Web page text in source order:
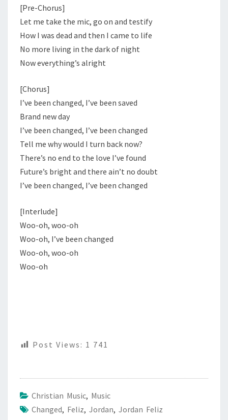
[Pre-Chorus]
Let me take the mic, go on and testify
How I was dead and then I came to life
No more living in the dark of night
Now everything’s alright
[Chorus]
I’ve been changed, I’ve been saved
Brand new day
I’ve been changed, I’ve been changed
Tell me why would I turn back now?
There’s no end to the love I’ve found
Future’s bright and there ain’t no doubt
I’ve been changed, I’ve been changed
[Interlude]
Woo-oh, woo-oh
Woo-oh, I’ve been changed
Woo-oh, woo-oh
Woo-oh
Post Views: 1 741
Christian Music, Music
Changed, Feliz, Jordan, Jordan Feliz